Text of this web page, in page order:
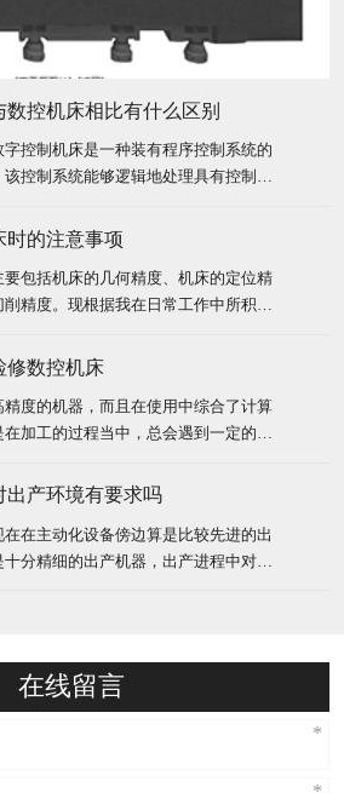
数控机床相比有什么区别
控制机床是一种装有程序控制系统的
该控制系统能够逻辑地处理具有控制编
通过信息载体输入数控装置。经运算
求的形状和尺寸，自动地将零件加工出
象的适应性
时的注意事项
要包括机床的几何精度、机床的定位精
削精度。现根据我在日常工作中所积累
明。高精度车床的几何精度反映机床
误差及其组装后的几何形状误差。 包
面度、各
修数控机床
精度的机器，而且在使用中综合了计算
加工的过程当中，总会遇到一定的问
。 数控机床检修： 一、走心机厂家
它发生的过程是怎样的，只有这样才
，防止类
出产环境有要求吗
在主动化设备傍边算是比较先进的出
分精细的出产机器，出产进程中对准
定的要求，防止数控车床的方位要原
能有阳光直
在线留言